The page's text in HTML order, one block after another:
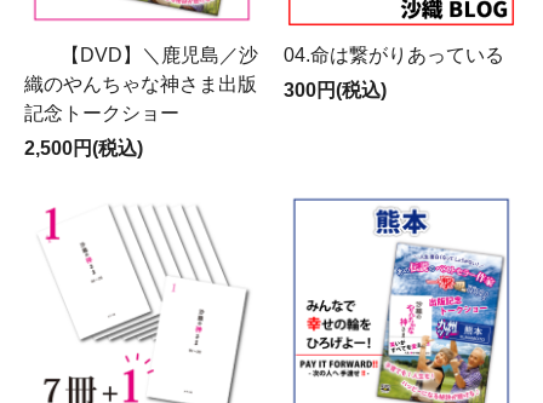
【DVD】＼鹿児島／沙
織のやんちゃな神さま出版
記念トークショー
2,500円(税込)
04.命は繋がりあっている
300円(税込)